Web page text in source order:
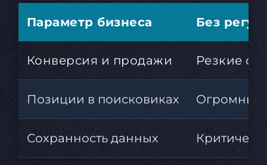
Параметр бизнеса Без
Конверсия и продажи Резкие
Позиции в поисковиках Огромный
Сохранность данных